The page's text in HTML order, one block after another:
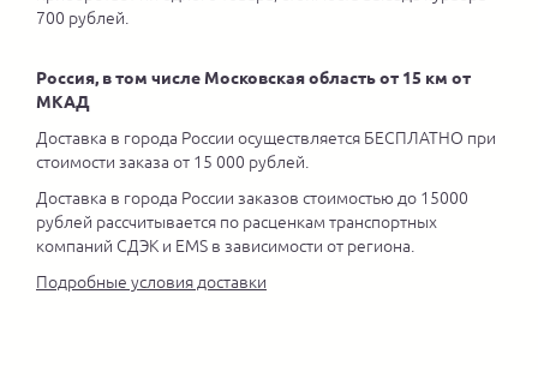
700 рублей.
Россия, в том числе Московская область от 15 км от
МКАД
Доставка в города России осуществляется БЕСПЛАТНО при
стоимости заказа от 15 000 рублей.
Доставка в города России заказов стоимостью до 15000
рублей рассчитывается по расценкам транспортных
компаний СДЭК и EMS в зависимости от региона.
Подробные условия доставки